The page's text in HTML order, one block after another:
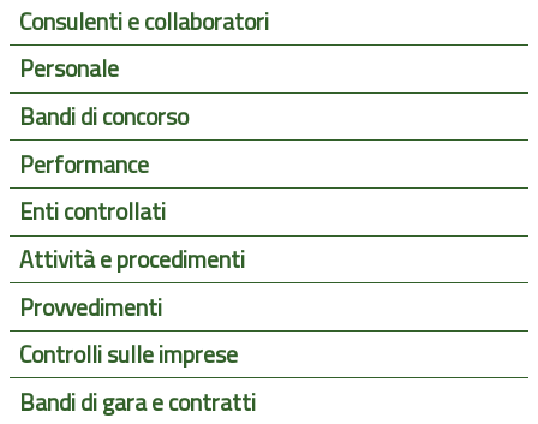
Consulenti e collaboratori
Personale
Bandi di concorso
Performance
Enti controllati
Attività e procedimenti
Provvedimenti
Controlli sulle imprese
Bandi di gara e contratti